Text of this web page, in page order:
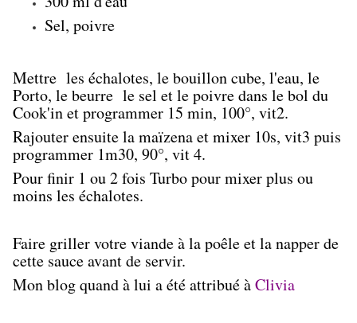
Sel, poivre
Mettre les échalotes, le bouillon cube, l'eau, le
Porto, le beurre le sel et le poivre dans le bol du
Cook'in et programmer 15 min, 100°, vit2.
Rajouter ensuite la maïzena et mixer 10s, vit3 puis
programmer 1m30, 90°, vit 4.
Pour finir 1 ou 2 fois Turbo pour mixer plus ou
moins les échalotes.
Faire griller votre viande à la poêle et la napper de
cette sauce avant de servir.
Mon blog quand à lui a été attribué àClivia